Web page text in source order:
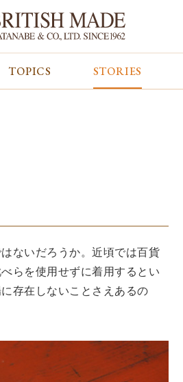
コンテンツをみる
TOPICS STORIES
ないだろうか。近頃では百貨
らを使用せずに着用するとい
存在しないことさえあるの